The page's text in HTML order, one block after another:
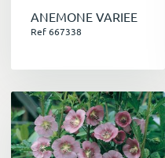
ANEMONE VARIEE
Ref 667338